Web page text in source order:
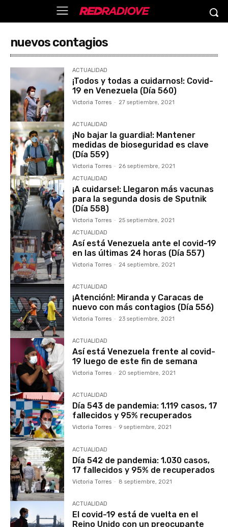
nuevos contagios
ACTUALIDAD
¡Todos y todas a cuidarnos!: Covid-
19 en Venezuela (Día 560)
Victoria Torres - 27 septiembre, 2021
ACTUALIDAD
¡No bajar la guardia!: Mantener
medidas de bioseguridad es clave
(Día 559)
Victoria Torres - 26 septiembre, 2021
ACTUALIDAD
¡A cuidarse!: Llegaron más vacunas
para la segunda dosis de Sputnik
(Día 558)
Victoria Torres - 25 septiembre, 2021
ACTUALIDAD
Así está Venezuela ante el covid-19
en las últimas 24 horas (Día 557)
Victoria Torres - 24 septiembre, 2021
ACTUALIDAD
¡Atención!: Miranda y Caracas de
nuevo con más contagios (Día 556)
Victoria Torres - 23 septiembre, 2021
ACTUALIDAD
Así está Venezuela frente al covid-
19 luego de este fin de semana
Victoria Torres - 20 septiembre, 2021
ACTUALIDAD
Día 543 de pandemia: 1.119 casos, 17
fallecidos y 95% recuperados
Victoria Torres - 9 septiembre, 2021
ACTUALIDAD
Día 542 de pandemia: 1.030 casos,
17 fallecidos y 95% de recuperados
Victoria Torres - 8 septiembre, 2021
ACTUALIDAD
El covid-19 está de vuelta en el
Reino Unido con un preocupante